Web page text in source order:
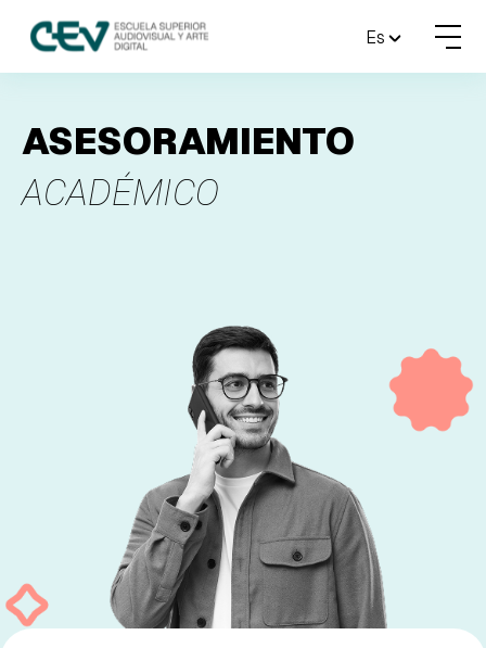
MENU
RESERVAR PLAZA VISITAR ESCUELA
PARTNERS
Es
ASESORAMIENTO
ACADÉMICO